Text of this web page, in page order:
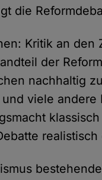
die
Kritik an den
der
nachhaltig
viele
realistisch